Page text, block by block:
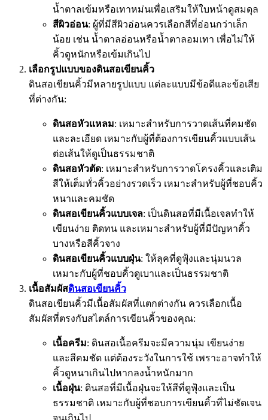
น้ำตาลเข้มหรือเทาหม่นเพื่อเสริมให้ใบหน้าดูสมดุล
สีผิวอ่อน: ผู้ที่มีสีผิวอ่อนควรเลือกสีที่อ่อนกว่าเล็ก
น้อย เช่น น้ำตาลอ่อนหรือน้ำตาลอมเทา เพื่อไม่ให้
คิ้วดูหนักหรือเข้มเกินไป
เลือกรูปแบบของดินสอเขียนคิ้ว
ดินสอเขียนคิ้วมีหลายรูปแบบ แต่ละแบบมีข้อดีและข้อเสีย
ที่ต่างกัน:
ดินสอหัวแหลม: เหมาะสำหรับการวาดเส้นที่คมชัด
และละเอียด เหมาะกับผู้ที่ต้องการเขียนคิ้วแบบเส้น
ต่อเส้นให้ดูเป็นธรรมชาติ
ดินสอหัวตัด: เหมาะสำหรับการวาดโครงคิ้วและเติม
สีให้เต็มทั่วคิ้วอย่างรวดเร็ว เหมาะสำหรับผู้ที่ชอบคิ้ว
หนาและคมชัด
ดินสอเขียนคิ้วแบบเจล: เป็นดินสอที่มีเนื้อเจลทำให้
เขียนง่าย ติดทน และเหมาะสำหรับผู้ที่มีปัญหาคิ้ว
บางหรือสีคิ้วจาง
ดินสอเขียนคิ้วแบบฝุ่น: ให้ลุคที่ดูฟุ้งและนุ่มนวล
เหมาะกับผู้ที่ชอบคิ้วดูเบาและเป็นธรรมชาติ
เนื้อสัมผัสดินสอเขียนคิ้ว
ดินสอเขียนคิ้วมีเนื้อสัมผัสที่แตกต่างกัน ควรเลือกเนื้อ
สัมผัสที่ตรงกับสไตล์การเขียนคิ้วของคุณ:
เนื้อครีม: ดินสอเนื้อครีมจะมีความนุ่ม เขียนง่าย
และสีคมชัด แต่ต้องระวังในการใช้ เพราะอาจทำให้
คิ้วดูหนาเกินไปหากลงน้ำหนักมาก
เนื้อฝุ่น: ดินสอที่มีเนื้อฝุ่นจะให้สีที่ดูฟุ้งและเป็น
ธรรมชาติ เหมาะกับผู้ที่ชอบการเขียนคิ้วที่ไม่ชัดเจน
จนเกินไป